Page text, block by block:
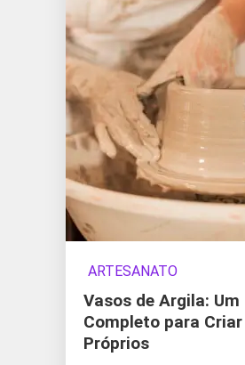
ARTESANATO
Vasos de Argila: Um
Completo para
Próprios